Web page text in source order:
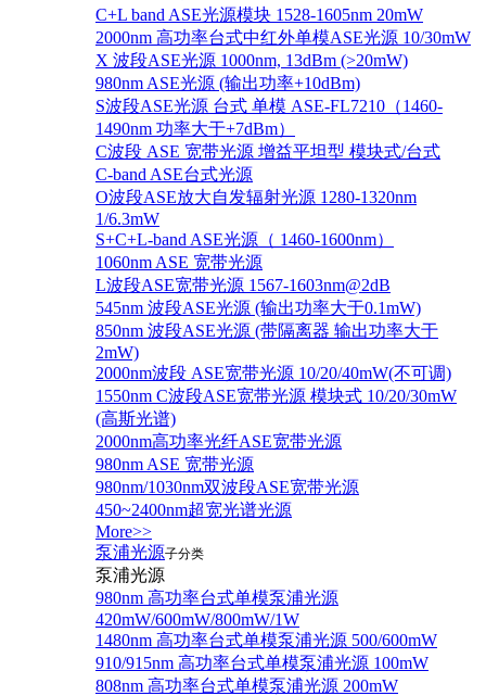
C+L band ASE光源模块 1528-1605nm 20mW
2000nm 高功率台式中红外单模ASE光源 10/30mW
X 波段ASE光源 1000nm, 13dBm (>20mW)
980nm ASE光源 (输出功率+10dBm)
S波段ASE光源 台式 单模 ASE-FL7210（1460-
1490nm 功率大于+7dBm）
C波段 ASE 宽带光源 增益平坦型 模块式/台式
C-band ASE台式光源
O波段ASE放大自发辐射光源 1280-1320nm
1/6.3mW
S+C+L-band ASE光源（ 1460-1600nm）
1060nm ASE 宽带光源
L波段ASE宽带光源 1567-1603nm@2dB
545nm 波段ASE光源 (输出功率大于0.1mW)
850nm 波段ASE光源 (带隔离器 输出功率大于
2mW)
2000nm波段 ASE宽带光源 10/20/40mW(不可调)
1550nm C波段ASE宽带光源 模块式 10/20/30mW
(高斯光谱)
2000nm高功率光纤ASE宽带光源
980nm ASE 宽带光源
980nm/1030nm双波段ASE宽带光源
450~2400nm超宽光谱光源
More>>
泵浦光源子分类
泵浦光源
980nm 高功率台式单模泵浦光源
420mW/600mW/800mW/1W
1480nm 高功率台式单模泵浦光源 500/600mW
910/915nm 高功率台式单模泵浦光源 100mW
808nm 高功率台式单模泵浦光源 200mW